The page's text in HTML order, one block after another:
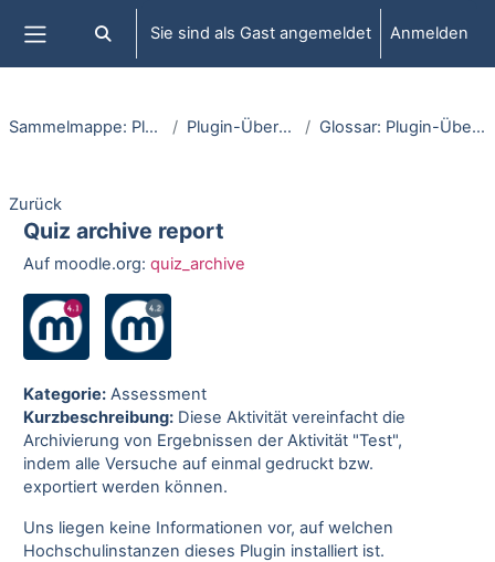
Website-Übersicht
Sucheingabe umschalten
Sie sind als Gast angemeldet Anmelden
Sammelmappe: Plugins Plugin-Übersicht Glossar: Plugin-Übersicht
Zurück
Quiz archive report
Auf moodle.org: quiz_archive
Kategorie:Assessment
Kurzbeschreibung:Diese Aktivität vereinfacht die
Archivierung von Ergebnissen der Aktivität "Test",
indem alle Versuche auf einmal gedruckt bzw.
exportiert werden können.
Uns liegen keine Informationen vor, auf welchen
Hochschulinstanzen dieses Plugin installiert ist.